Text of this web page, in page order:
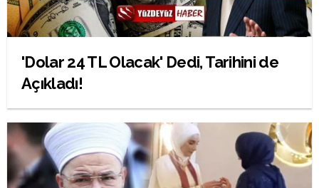
'Dolar 24 TL Olacak' Dedi, Tarihini de
Açıkladı!